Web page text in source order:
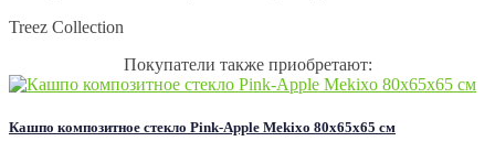
Treez Collection
Покупатели также приобретают:
Кашпо композитное стекло Pink-Apple Mekixo 80х65х65 см